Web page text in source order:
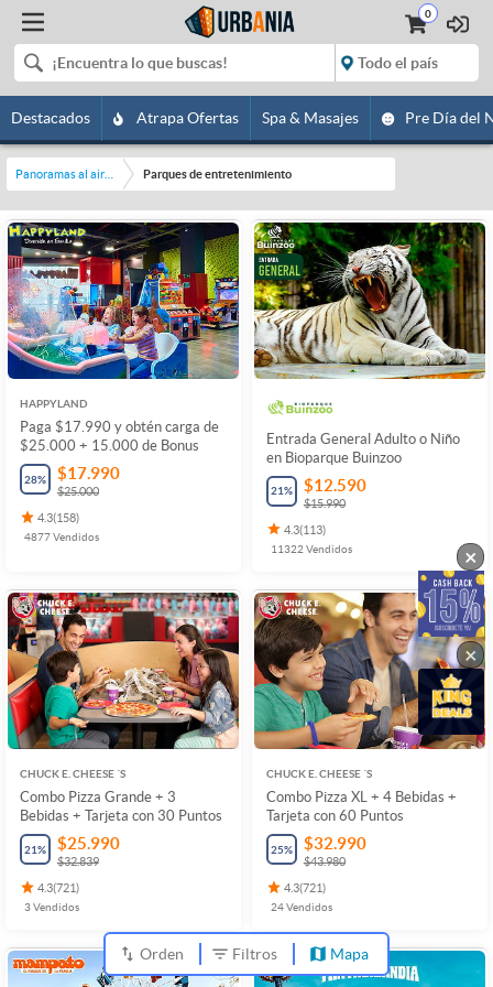
0
Destacados Atrapa Ofertas Spa & Masajes Pre Día del
Panoramas al aire libre Parques de entretenimiento
HAPPYLAND
Paga $17.990 y obtén carga de
$25.000 + 15.000 de Bonus
28% $17.990
$25.000
4.3(158)
4877Vendidos
Entrada General Adulto o Niño
en Bioparque Buinzoo
21% $12.590
$15.990
4.3(113)
11322 Vendidos
CHUCK E. CHEESE ´S
Combo Pizza Grande + 3
Bebidas + Tarjeta con 30 Puntos
21% $25.990
$32.839
4.3(721)
3Vendidos
CHUCK E. CHEESE ´S
Combo Pizza XL + 4 Bebidas +
Tarjeta con 60 Puntos
25% $32.990
$43.980
4.3(721)
24Vendidos
Orden Filtros Mapa
×
×